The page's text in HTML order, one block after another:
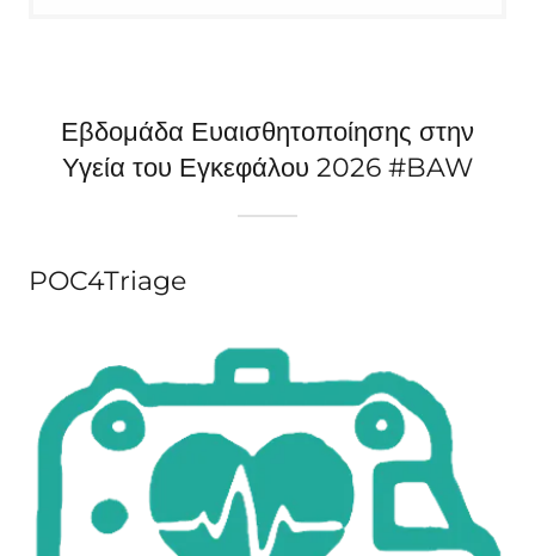
Εβδομάδα Ευαισθητοποίησης στην
Υγεία του Εγκεφάλου 2026 #BAW
POC4Triage